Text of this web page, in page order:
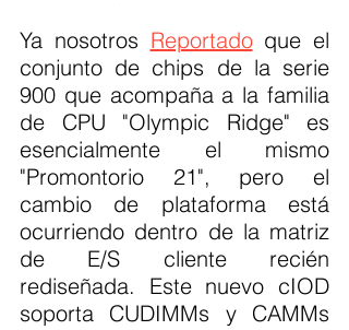
Ya nosotros Reportado que el
conjunto de chips de la serie
900 que acompaña a la familia
de CPU "Olympic Ridge" es
esencialmente el mismo
"Promontorio 21", pero el
cambio de plataforma está
ocurriendo dentro de la matriz
de E/S cliente recién
rediseñada. Este nuevo cIOD
soporta CUDIMMs y CAMMs